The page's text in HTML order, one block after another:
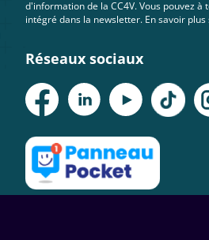
d'information de la CC4V. Vous pouvez
intégré dans la newsletter. En savoir plus
Réseaux sociaux